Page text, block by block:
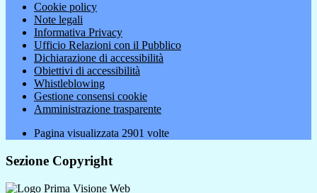
Cookie policy
Note legali
Informativa Privacy
Ufficio Relazioni con il Pubblico
Dichiarazione di accessibilità
Obiettivi di accessibilità
Whistleblowing
Gestione consensi cookie
Amministrazione trasparente
Pagina visualizzata 2901 volte
Sezione Copyright